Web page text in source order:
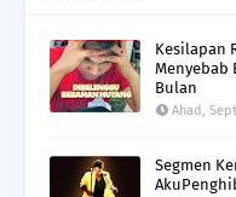
Kesilapan
Menyebab
Bulan
Ahad,
Segmen